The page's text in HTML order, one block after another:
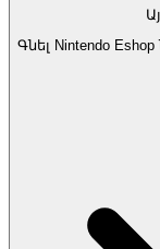
Գնել Nintendo